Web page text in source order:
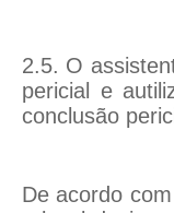
2.5. O
pericial e
conclusão
De acordo